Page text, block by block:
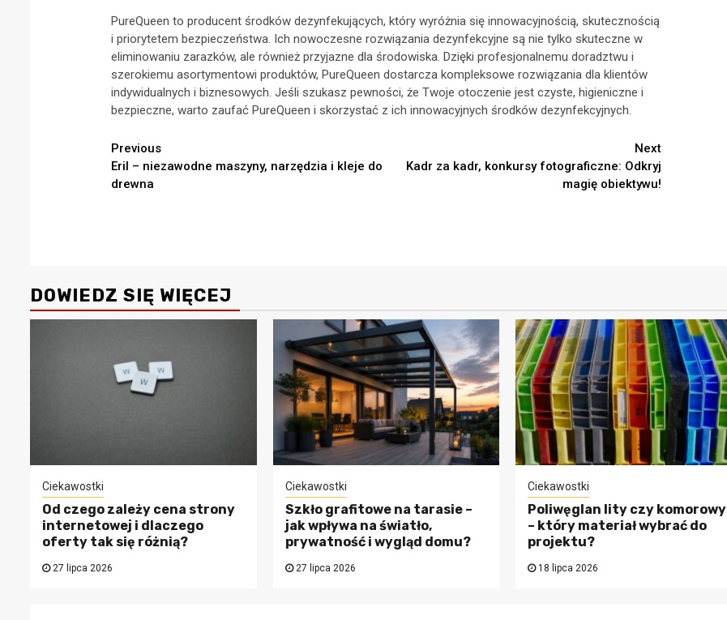
PureQueen to producent środków dezynfekujących, który wyróżnia się innowacyjnością, skutecznością
i priorytetem bezpieczeństwa. Ich nowoczesne rozwiązania dezynfekcyjne są nie tylko skuteczne w
eliminowaniu zarazków, ale również przyjazne dla środowiska. Dzięki profesjonalnemu doradztwu i
szerokiemu asortymentowi produktów, PureQueen dostarcza kompleksowe rozwiązania dla klientów
indywidualnych i biznesowych. Jeśli szukasz pewności, że Twoje otoczenie jest czyste, higieniczne i
bezpieczne, warto zaufać PureQueen i skorzystać z ich innowacyjnych środków dezynfekcyjnych.
Continue
Reading
Previous
Eril – niezawodne maszyny, narzędzia i kleje do
drewna
Next
Kadr za kadr, konkursy fotograficzne: Odkryj
magię obiektywu!
DOWIEDZ SIĘ WIĘCEJ
Ciekawostki
Od czego zależy cena strony
internetowej i dlaczego
oferty tak się różnią?
27 lipca 2026
Ciekawostki
Szkło grafitowe na tarasie –
jak wpływa na światło,
prywatność i wygląd domu?
27 lipca 2026
Ciekawostki
Poliwęglan lity czy komorowy
– który materiał wybrać do
projektu?
18 lipca 2026